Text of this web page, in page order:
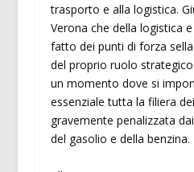
trasporto e alla logistica.
Verona che della logistica
fatto dei punti di forza
del proprio ruolo
un momento dove si
essenziale tutta la filiera
gravemente penalizzata
del gasolio e della benzina.